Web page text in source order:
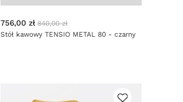
756,00 zł 840,00 zł
Stół kawowy TENSIO METAL 80 - czarny